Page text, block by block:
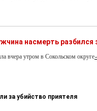
насмерть разбился
вчера утром в Сокольском округе
за убийство приятеля